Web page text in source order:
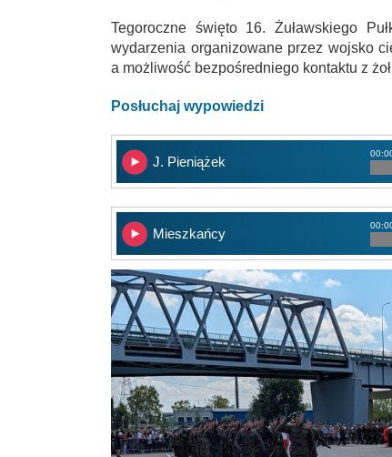
Tegoroczne święto 16. Żuławskiego
wydarzenia organizowane przez wojsko
a możliwość bezpośredniego kontaktu z
Posłuchaj wypowiedzi
J. Pieniążek
Mieszkańcy